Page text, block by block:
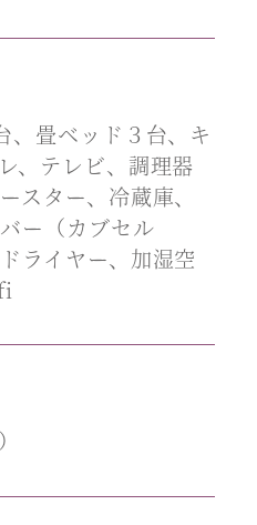
、畳ベッド３台、キ
、テレビ、調理器
スター、冷蔵庫、
ー（カブセル
ライヤー、加湿空